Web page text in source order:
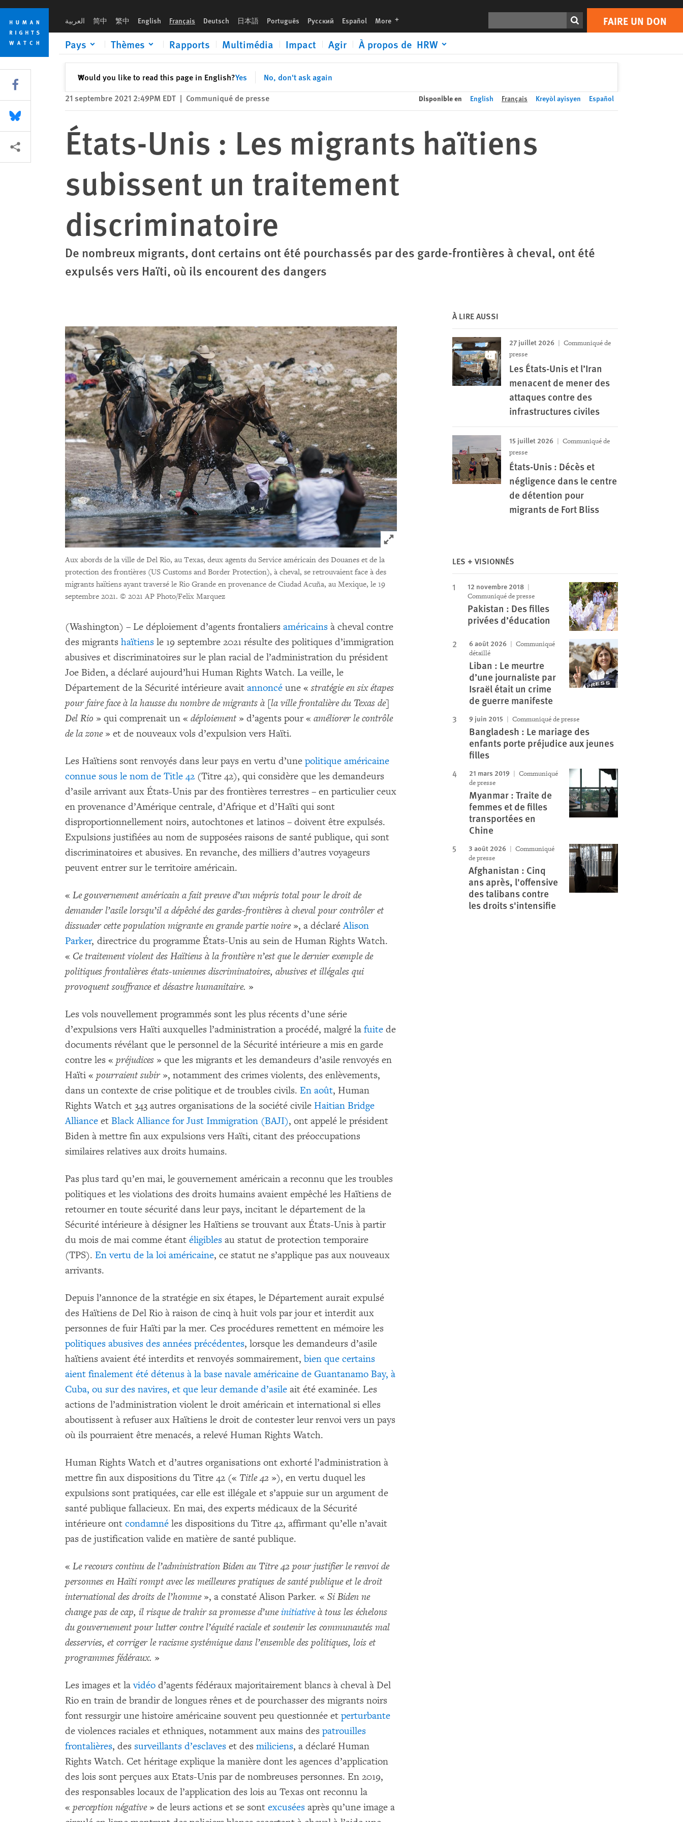
Skip
cookie
privacy
notice
Skip
main
content
العربية 简中 繁中 English Français Deutsch 日本語 Português Русский Español More languages FAIRE UN DON
Pays Thèmes Rapports Multimédia Impact Agir À propos de HRW
Would you like to read this page in English?Yes No, don't ask again
✕Fermer
Print FAIRE UN DON
21 septembre 2021 2:49PM EDT | Communiqué de presse Disponible en English Français Kreyòl ayisyen Español
États-Unis : Les migrants haïtiens
subissent un traitement
discriminatoire
De nombreux migrants, dont certains ont été pourchassés par des garde-frontières à cheval, ont été
expulsés vers Haïti, où ils encourent des dangers
Click to expand Image
Aux abords de la ville de Del Rio, au Texas, deux agents du Service américain des Douanes et de la
protection des frontières (US Customs and Border Protection), à cheval, se retrouvaient face à des
migrants haïtiens ayant traversé le Rio Grande en provenance de Ciudad Acuña, au Mexique, le 19
septembre 2021. © 2021 AP Photo/Felix Marquez
(Washington) – Le déploiement d’agents frontaliers américains à cheval contre
des migrants haïtiens le 19 septembre 2021 résulte des politiques d’immigration
abusives et discriminatoires sur le plan racial de l’administration du président
Joe Biden, a déclaré aujourd’hui Human Rights Watch. La veille, le
Département de la Sécurité intérieure avait annoncé une « stratégie en six étapes
pour faire face à la hausse du nombre de migrants à [la ville frontalière du Texas de]
Del Rio » qui comprenait un « déploiement» d’agents pour « améliorer le contrôle
de la zone» et de nouveaux vols d’expulsion vers Haïti.
Les Haïtiens sont renvoyés dans leur pays en vertu d’une politique américaine
connue sous le nom de Title 42 (Titre 42), qui considère que les demandeurs
d’asile arrivant aux États-Unis par des frontières terrestres – en particulier ceux
en provenance d’Amérique centrale, d’Afrique et d’Haïti qui sont
disproportionnellement noirs, autochtones et latinos – doivent être expulsés.
Expulsions justifiées au nom de supposées raisons de santé publique, qui sont
discriminatoires et abusives. En revanche, des milliers d’autres voyageurs
peuvent entrer sur le territoire américain.
« Le gouvernement américain a fait preuve d’un mépris total pour le droit de
demander l’asile lorsqu’il a dépêché des gardes-frontières à cheval pour contrôler et
dissuader cette population migrante en grande partie noire», a déclaréAlison
Parker, directrice du programme États-Unis au sein de Human Rights Watch.
« Ce traitement violent des Haïtiens à la frontière n’est que le dernier exemple de
politiques frontalières états-uniennes discriminatoires, abusives et illégales qui
provoquent souffrance et désastre humanitaire. »
Les vols nouvellement programmés sont les plus récents d’une série
d’expulsions vers Haïti auxquelles l’administration a procédé, malgré la fuite de
documents révélant que le personnel de la Sécurité intérieure a mis en garde
contre les « préjudices » que les migrants et les demandeurs d’asile renvoyés en
Haïti « pourraient subir», notamment des crimes violents, des enlèvements,
dans un contexte de crise politique et de troubles civils. En août, Human
Rights Watch et 343 autres organisations de la société civile Haitian Bridge
Alliance et Black Alliance for Just Immigration (BAJI), ont appelé le président
Biden à mettre fin aux expulsions vers Haïti, citant des préoccupations
similaires relatives aux droits humains.
Pas plus tard qu’en mai, le gouvernement américain a reconnu que les troubles
politiques et les violations des droits humains avaient empêché les Haïtiens de
retourner en toute sécurité dans leur pays, incitant le département de la
Sécurité intérieure à désigner les Haïtiens se trouvant aux États-Unis à partir
du mois de mai comme étant éligibles au statut de protection temporaire
(TPS). En vertu de la loi américaine, ce statut ne s’applique pas aux nouveaux
arrivants.
Depuis l’annonce de la stratégie en six étapes, le Département aurait expulsé
des Haïtiens de Del Rio à raison de cinq à huit vols par jour et interdit aux
personnes de fuir Haïti par la mer. Ces procédures remettent en mémoire les
politiques abusives des années précédentes, lorsque les demandeurs d’asile
haïtiens avaient été interdits et renvoyés sommairement, bien que certains
aient finalement été détenus à la base navale américaine de Guantanamo Bay, à
Cuba, ou sur des navires, et que leur demande d’asile ait été examinée. Les
actions de l’administration violent le droit américain et international si elles
aboutissent à refuser aux Haïtiens le droit de contester leur renvoi vers un pays
où ils pourraient être menacés, a relevé Human Rights Watch.
Human Rights Watch et d’autres organisations ont exhorté l’administration à
mettre fin aux dispositions du Titre 42 (« Title 42 »), en vertu duquel les
expulsions sont pratiquées, car elle est illégale et s’appuie sur un argument de
santé publique fallacieux. En mai, des experts médicaux de la Sécurité
intérieure ont condamné les dispositions du Titre 42, affirmant qu’elle n’avait
pas de justification valide en matière de santé publique.
« Le recours continu de l’administration Biden au Titre 42 pour justifier le renvoi de
personnes en Haïti rompt avec les meilleures pratiques de santé publique et le droit
international des droits de l’homme», a constaté Alison Parker. « Si Biden ne
change pas de cap, il risque de trahir sa promesse d’uneinitiativeà tous les échelons
du gouvernement pour lutter contre l’équité raciale et soutenir les communautés mal
desservies, et corriger le racisme systémique dans l’ensemble des politiques, lois et
programmes fédéraux. »
Les images et lavidéo d’agents fédéraux majoritairement blancs à cheval à Del
Rio en train de brandir de longues rênes et de pourchasser des migrants noirs
font ressurgir une histoire américaine souvent peu questionnée et perturbante
de violences raciales et ethniques, notamment aux mains des patrouilles
frontalières, des surveillants d’esclaves et des miliciens, a déclaré Human
Rights Watch. Cet héritage explique la manière dont les agences d’application
des lois sont perçues aux Etats-Unis par de nombreuses personnes. En 2019,
des responsables locaux de l’application des lois au Texas ont reconnu la
« perception négative» de leurs actions et se sont excusées après qu’une image a
À LIRE AUSSI
27 juillet 2026
Communiqué de
presse
Les États-Unis et l’Iran
menacent de mener des
attaques contre des
infrastructures civiles
15 juillet 2026
Communiqué de
presse
États-Unis : Décès et
négligence dans le centre
de détention pour
migrants de Fort Bliss
LES + VISIONNÉS
12 novembre 2018
Communiqué de presse
Pakistan : Des filles
privées d’éducation
6 août 2026
Communiqué
détaillé
Liban : Le meurtre
d’une journaliste par
Israël était un crime
de guerre manifeste
9 juin 2015 Communiqué de presse
Bangladesh : Le mariage des
enfants porte préjudice aux jeunes
filles
21 mars 2019
Communiqué
de presse
Myanmar : Traite de
femmes et de filles
transportées en
Chine
3 août 2026
Communiqué
de presse
Afghanistan : Cinq
ans après, l'offensive
des talibans contre
les droits s'intensifie
Share this via Facebook
Share this via Bluesky
Share this via Partagez